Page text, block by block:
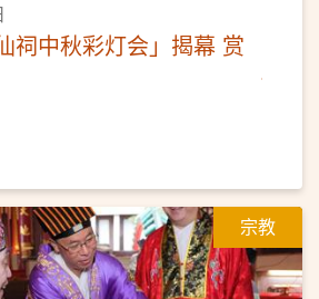
祠中秋彩灯会」揭幕 赏
宗教